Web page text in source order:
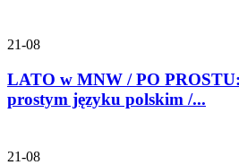
21-08
LATO w MNW / PO
prostym języku polskim /...
21-08